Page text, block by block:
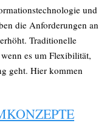
und
die Anforderungen an
Traditionelle
es um Flexibilität,
geht. Hier kommen